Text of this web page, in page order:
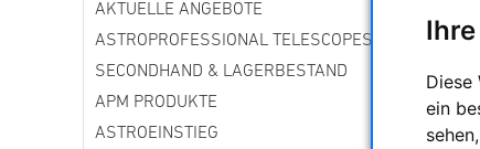
Diese
ein
AKTUELLE ANGEBOTE
ASTROPROFESSIONAL TELESCOPES
SECONDHAND & LAGERBESTAND
APM PRODUKTE
ASTROEINSTIEG